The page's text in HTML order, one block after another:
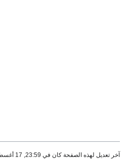
آخر تعديل لهذه الصفحة كان في 23:59, 17 أغسطس 2008.